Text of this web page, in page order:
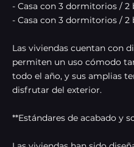
- Casa con 3 dormitorios /
- Casa con 3 dormitorios /
Las viviendas cuentan con
permiten un uso cómodo
todo el año, y sus amplias
disfrutar del exterior.
**Estándares de acabado y